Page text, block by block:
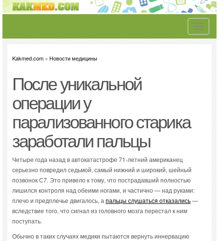
Toggle
Kakmed.com » Новости медицины
После уникальной
операции у
парализованного старика
заработали пальцы
Четыре года назад в автокатастрофе 71-летний американец
серьезно повредил седьмой, самый нижний и широкий, шейный
позвонок С7. Это привело к тому, что пострадавший полностью
лишился контроля над обеими ногами, и частично — над руками:
плечо и предплечье двигалось, а пальцы слушаться отказались—
вследствие того, что сигнал из головного мозга перестал к ним
поступать.
Обычно в таких случаях медики пытаются вернуть иннервацию